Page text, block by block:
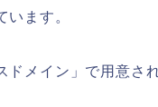
います。
ドメイン」で用意さ